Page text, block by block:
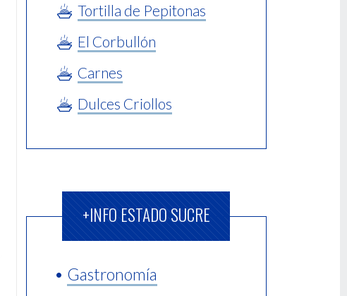
Tortilla de Pepitonas
El Corbullón
Carnes
Dulces Criollos
+INFO ESTADO SUCRE
• Gastronomía